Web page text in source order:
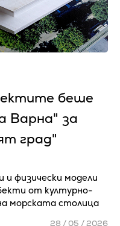
беше
Варна" за
град"
физически модели
от културно-
морската столица
28 / 05 / 2026